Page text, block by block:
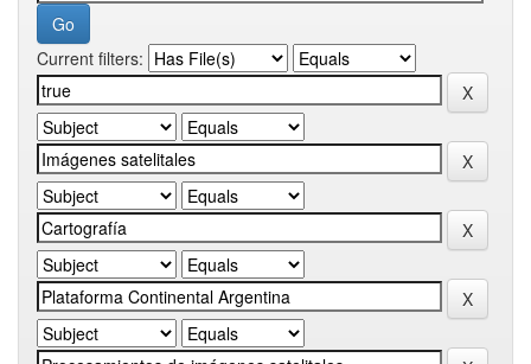
Current filters: